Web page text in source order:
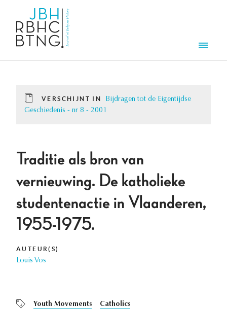
VERSCHIJNT IN
Bijdragen tot de Eigentijdse
Geschiedenis - nr 8 - 2001
Traditie als bron van
vernieuwing. De katholieke
studentenactie in Vlaanderen,
1955-1975.
AUTEUR(S)
Louis Vos
Youth Movements Catholics